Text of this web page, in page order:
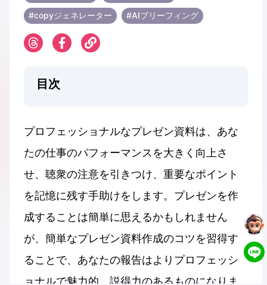
#copyジェネレーター #AIブリーフィング
目次
プロフェッショナルなプレゼン資料は、あな
たの仕事のパフォーマンスを大きく向上さ
せ、聴衆の注意を引きつけ、重要なポイント
を記憶に残す手助けをします。プレゼンを作
成することは簡単に思えるかもしれません
が、簡単なプレゼン資料作成のコツを習得す
ることで、あなたの報告はよりプロフェッシ
ョナルで魅力的、説得力のあるものになりま